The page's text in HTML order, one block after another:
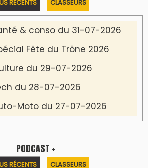
RÉCENTS CLASSEURS
& conso du 31-07-2026
Fête du Trône 2026
du 29-07-2026
du 28-07-2026
Moto du 27-07-2026
PODCAST +
RÉCENTS CLASSEURS